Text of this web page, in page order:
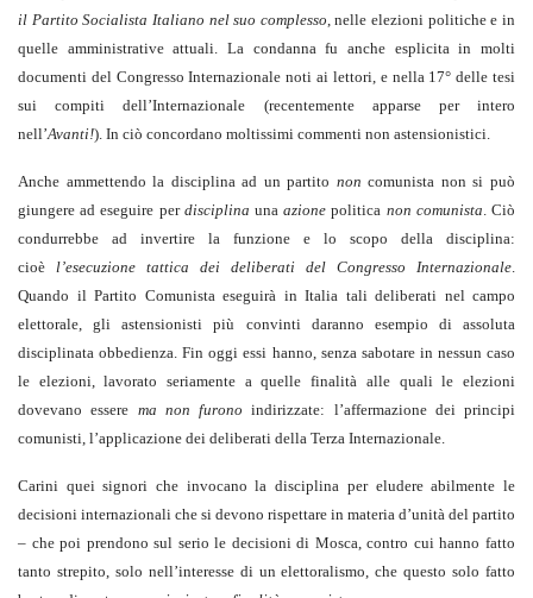
il Partito Socialista Italiano nel suo complesso, nelle elezioni politiche e in
quelle amministrative attuali. La condanna fu anche esplicita in molti
documenti del Congresso Internazionale noti ai lettori, e nella 17° delle tesi
sui compiti dell’Internazionale (recentemente apparse per intero
nell’Avanti!). In ciò concordano moltissimi commenti non astensionistici.
Anche ammettendo la disciplina ad un partito non comunista non si può
giungere ad eseguire per disciplina unaazione politica non comunista. Ciò
condurrebbe ad invertire la funzione e lo scopo della disciplina:
cioè l’esecuzione tattica dei deliberati del Congresso Internazionale.
Quando il Partito Comunista eseguirà in Italia tali deliberati nel campo
elettorale, gli astensionisti più convinti daranno esempio di assoluta
disciplinata obbedienza. Fin oggi essi hanno, senza sabotare in nessun caso
le elezioni, lavorato seriamente a quelle finalità alle quali le elezioni
dovevano essere ma non furono indirizzate: l’affermazione dei principi
comunisti, l’applicazione dei deliberati della Terza Internazionale.
Carini quei signori che invocano la disciplina per eludere abilmente le
decisioni internazionali che si devono rispettare in materia d’unità del partito
– che poi prendono sul serio le decisioni di Mosca, contro cui hanno fatto
tanto strepito, solo nell’interesse di un elettoralismo, che questo solo fatto